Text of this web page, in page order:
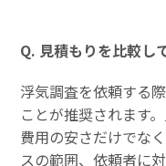
Q. 見積もりを比較し
浮気調査を依頼する
ことが推奨されます
費用の安さだけでな
スの範囲、依頼者に